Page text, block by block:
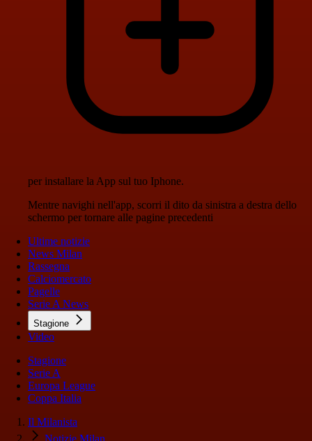
per installare la App sul tuo Iphone.
Mentre navighi nell'app, scorri il dito da sinistra a destra dello
schermo per tornare alle pagine precedenti
Ultime notizie
News Milan
Rassegna
Calciomercato
Pagelle
Serie A News
Stagione
Video
Stagione
Serie A
Europa League
Coppa Italia
Il Milanista